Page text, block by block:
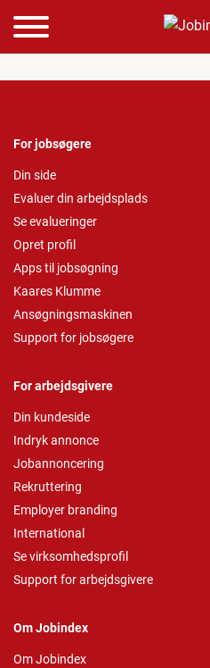
For jobsøgere
Din side
Evaluer din arbejdsplads
Se evalueringer
Opret profil
Apps til jobsøgning
Kaares Klumme
Ansøgningsmaskinen
Support for jobsøgere
For arbejdsgivere
Din kundeside
Indryk annonce
Jobannoncering
Rekruttering
Employer branding
International
Se virksomhedsprofil
Support for arbejdsgivere
Om Jobindex
Om Jobindex